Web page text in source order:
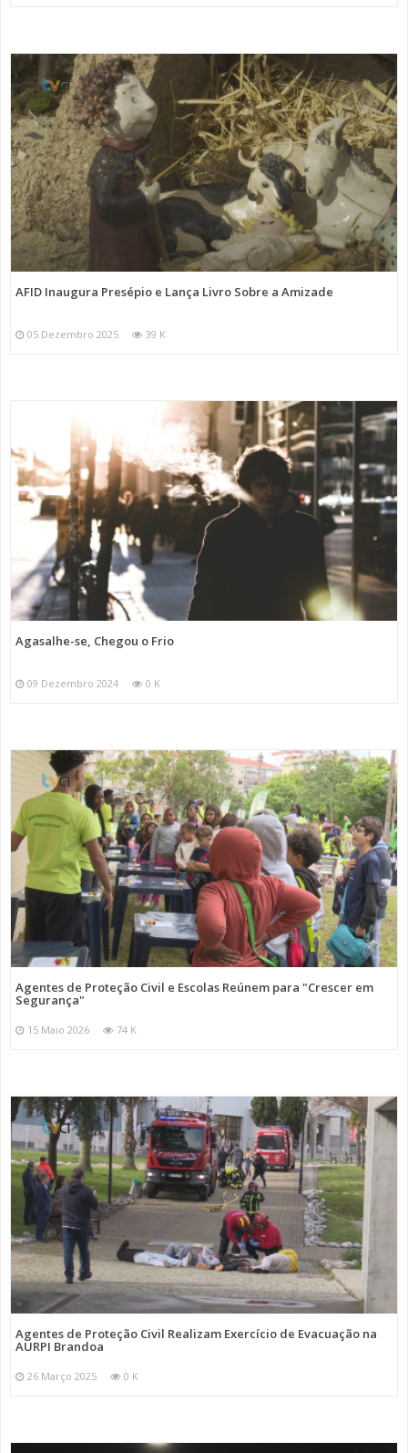
AFID Inaugura Presépio e Lança Livro Sobre a Amizade
05 Dezembro 2025 39 K
Agasalhe-se, Chegou o Frio
09 Dezembro 2024 0 K
Agentes de Proteção Civil e Escolas Reúnem para "Crescer em
Segurança"
15 Maio 2026 74 K
Agentes de Proteção Civil Realizam Exercício de Evacuação na
AURPI Brandoa
26 Março 2025 0 K